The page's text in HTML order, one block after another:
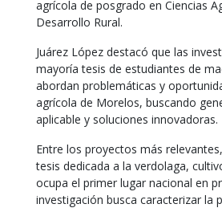
agrícola de posgrado en Ciencias
Desarrollo Rural.
Juárez López destacó que las
mayoría tesis de estudiantes de
abordan problemáticas y
agrícola de Morelos, buscando
aplicable y soluciones innovadoras.
Entre los proyectos más
tesis dedicada a la verdolaga,
ocupa el primer lugar nacional en
investigación busca caracterizar la